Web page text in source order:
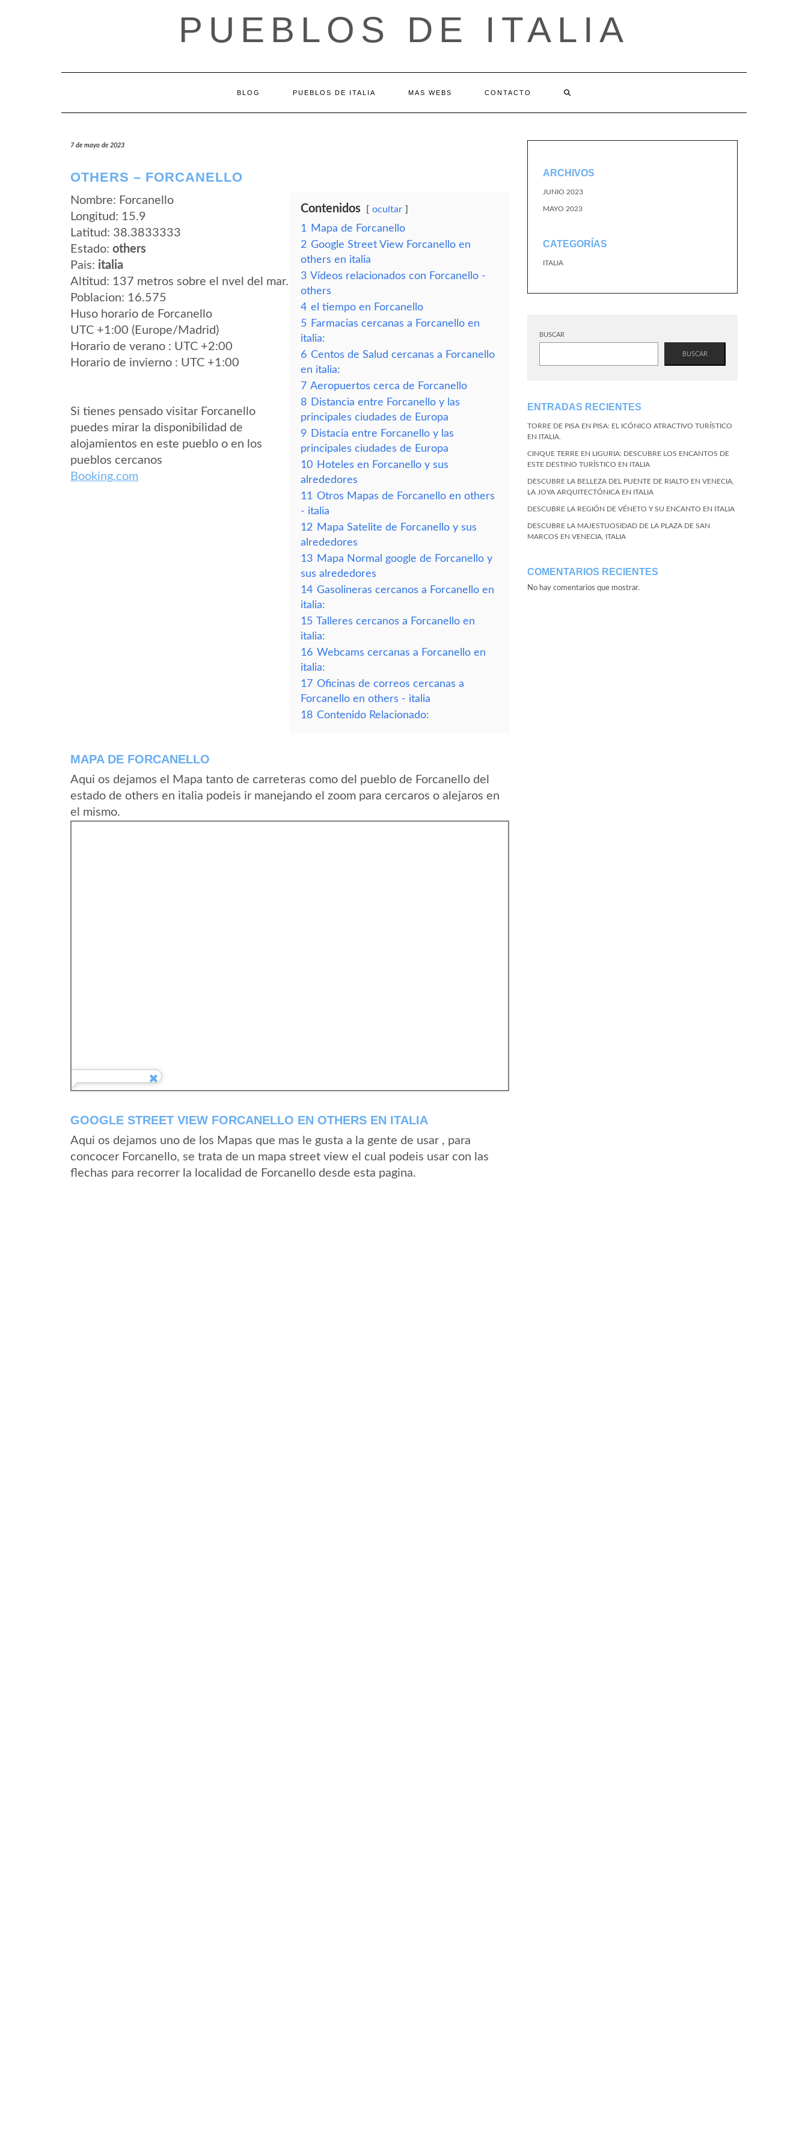
PUEBLOS DE ITALIA
BLOG PUEBLOS DE ITALIA MAS WEBS CONTACTO
7 de mayo de 2023
OTHERS – FORCANELLO
Nombre: Forcanello
Longitud: 15.9
Latitud: 38.3833333
Estado: others
Pais: italia
Altitud: 137 metros sobre el nvel del mar.
Poblacion: 16.575
Huso horario de Forcanello
UTC +1:00 (Europe/Madrid)
Horario de verano : UTC +2:00
Horario de invierno : UTC +1:00
Si tienes pensado visitar Forcanello
puedes mirar la disponibilidad de
alojamientos en este pueblo o en los
pueblos cercanos
Booking.com
Contenidos ocultar
1
Mapa de Forcanello
2 Google Street View Forcanello en
others en italia
3 Vídeos relacionados con Forcanello -
others
4 el tiempo en Forcanello
5 Farmacias cercanas a Forcanello en
italia:
6 Centos de Salud cercanas a Forcanello
en italia:
7 Aeropuertos cerca de Forcanello
8 Distancia entre Forcanello y las
principales ciudades de Europa
9 Distacia entre Forcanello y las
principales ciudades de Europa
10 Hoteles en Forcanello y sus
alrededores
11 Otros Mapas de Forcanello en others
- italia
12 Mapa Satelite de Forcanello y sus
alrededores
13 Mapa Normal google de Forcanello y
sus alrededores
14 Gasolineras cercanos a Forcanello en
italia:
15 Talleres cercanos a Forcanello en
italia:
16 Webcams cercanas a Forcanello en
italia:
17 Oficinas de correos cercanas a
Forcanello en others - italia
18 Contenido Relacionado:
MAPA DE FORCANELLO
Aqui os dejamos el Mapa tanto de carreteras como del pueblo de Forcanello del
estado de others en italia podeis ir manejando el zoom para cercaros o alejaros en
el mismo.
GOOGLE STREET VIEW FORCANELLO EN OTHERS EN ITALIA
Aqui os dejamos uno de los Mapas que mas le gusta a la gente de usar , para
concocer Forcanello, se trata de un mapa street view el cual podeis usar con las
flechas para recorrer la localidad de Forcanello desde esta pagina.
ARCHIVOS
JUNIO 2023
MAYO 2023
CATEGORÍAS
ITALIA
BUSCAR
BUSCAR
ENTRADAS RECIENTES
TORRE DE PISA EN PISA: EL ICÓNICO ATRACTIVO TURÍSTICO
EN ITALIA.
CINQUE TERRE EN LIGURIA: DESCUBRE LOS ENCANTOS DE
ESTE DESTINO TURÍSTICO EN ITALIA
DESCUBRE LA BELLEZA DEL PUENTE DE RIALTO EN VENECIA,
LA JOYA ARQUITECTÓNICA EN ITALIA
DESCUBRE LA REGIÓN DE VÉNETO Y SU ENCANTO EN ITALIA
DESCUBRE LA MAJESTUOSIDAD DE LA PLAZA DE SAN
MARCOS EN VENECIA, ITALIA
COMENTARIOS RECIENTES
No hay comentarios que mostrar.